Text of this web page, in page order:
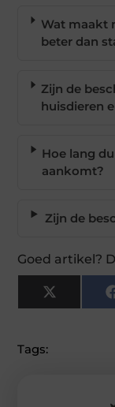
Wat maakt
beter dan
Zijn de
huisdieren
Hoe lang
aankomt?
Zijn de
Goed artikel?
X
(Twitter)
Tags: